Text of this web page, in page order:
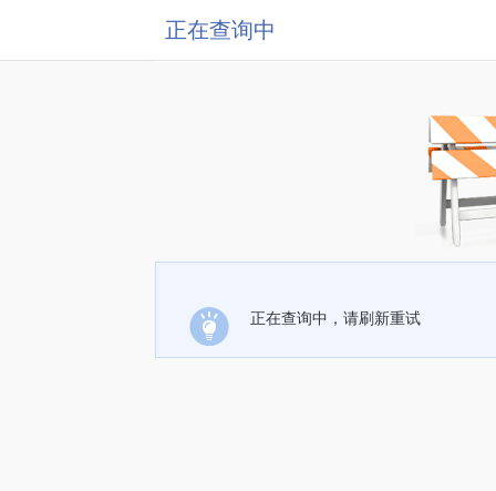
正在查询中
正在查询中，请刷新重试